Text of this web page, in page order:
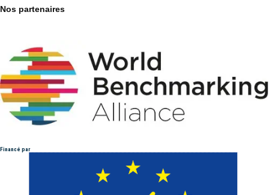
Nos partenaires
Financé par